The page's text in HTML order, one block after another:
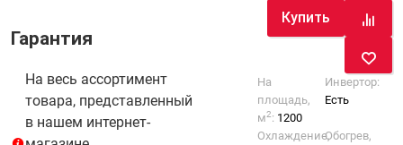
Гарантия
На весь ассортимент
товара, представленный
в нашем интернет-
Купить
На
площадь,
м2: 1200
Инвертор:
Есть
Охлаждение,Обогрев,